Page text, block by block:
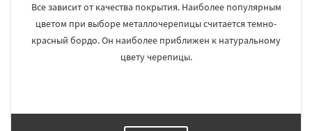
Все зависит от качества покрытия. Наиболее популярным
цветом при выборе металлочерепицы считается темно-
красный бордо. Он наиболее приближен к натуральному
цвету черепицы.